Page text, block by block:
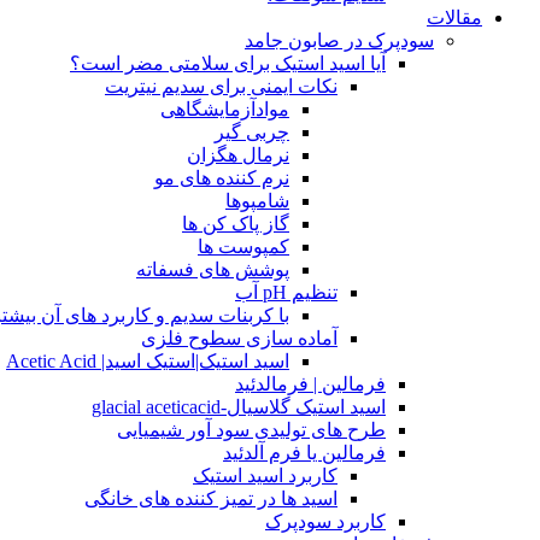
مقالات
سودپرک در صابون جامد
آیا اسید استیک برای سلامتی مضر است؟
نکات ایمنی برای سدیم نیتریت
موادآزمایشگاهی
چربی گیر
نرمال هگزان
نرم کننده های مو
شامپوها
گاز پاک کن ها
کمپوست ها
پوشش های فسفاته
تنظیم pH آب
با کربنات سدیم و کاربرد های آن
آماده سازی سطوح فلزی
اسید استیک|استیک اسید| Acetic Acid
فرمالین | فرمالدئید
اسید استیک گلاسیال-glacial aceticacid
طرح های تولیدی سود آور شیمیایی
فرمالین یا فرم آلدئید
کاربرد اسید استیک
اسید ها در تمیز کننده های خانگی
کاربرد سودپرک